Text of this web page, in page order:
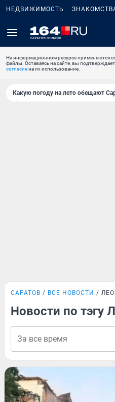
НЕДВИЖИМОСТЬ
На информационном ресурсе применяются
файлы. Оставаясь на сайте, вы
согласиена их использование.
Какую погоду на лето обещают
САРАТОВ ВСЕ НОВОСТИ
Новости по тэгу